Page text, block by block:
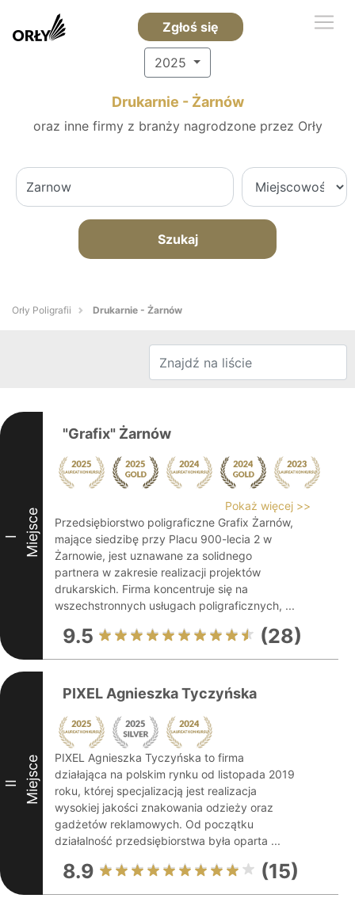
Zgłoś się
2025
Drukarnie - Żarnów
oraz inne firmy z branży nagrodzone przez Orły
Szukaj
Orły Poligrafii Drukarnie - Żarnów
I Miejsce
"Grafix" Żarnów
Pokaż więcej >>
Przedsiębiorstwo poligraficzne Grafix Żarnów,
mające siedzibę przy Placu 900-lecia 2 w
Żarnowie, jest uznawane za solidnego
partnera w zakresie realizacji projektów
drukarskich. Firma koncentruje się na
wszechstronnych usługach poligraficznych, ...
9.5 (28)
II Miejsce
PIXEL Agnieszka Tyczyńska
PIXEL Agnieszka Tyczyńska to firma
działająca na polskim rynku od listopada 2019
roku, której specjalizacją jest realizacja
wysokiej jakości znakowania odzieży oraz
gadżetów reklamowych. Od początku
działalność przedsiębiorstwa była oparta ...
8.9 (15)